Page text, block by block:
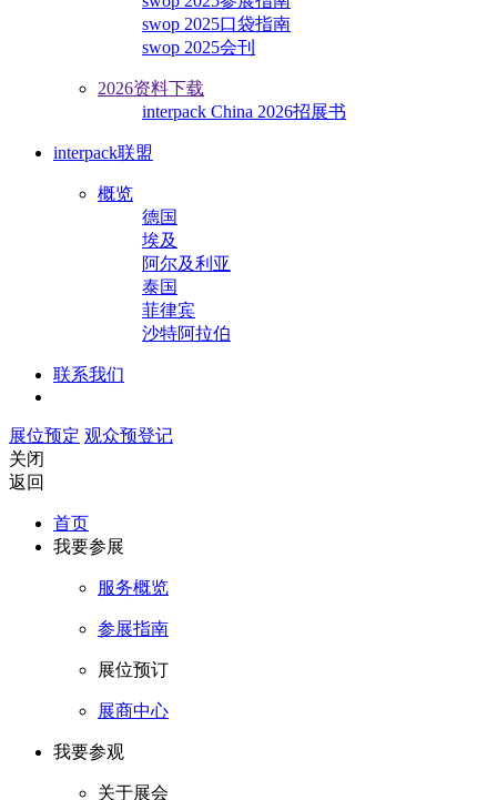
swop 2025口袋指南
swop 2025会刊
2026资料下载
interpack China 2026招展书
interpack联盟
概览
德国
埃及
阿尔及利亚
泰国
菲律宾
沙特阿拉伯
联系我们
展位预定 观众预登记
关闭
返回
首页
我要参展
服务概览
参展指南
展位预订
展商中心
我要参观
关于展会